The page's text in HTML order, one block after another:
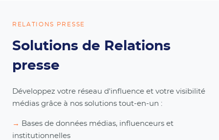
RELATIONS PRESSE
Solutions de Relations
presse
Développez votre réseau d'influence et votre visibilité
médias grâce à nos solutions tout-en-un :
→ Bases de données médias, influenceurs et
institutionnelles